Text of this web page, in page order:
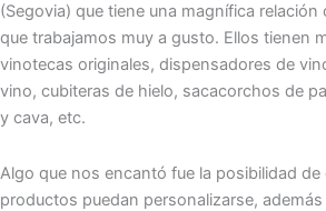
(Segovia) que tiene una magnífica
que trabajamos muy a gusto. Ellos tienen
vinotecas originales, dispensadores de
vino, cubiteras de hielo, sacacorchos de
y cava, etc.
Algo que nos encantó fue la posibilidad
productos puedan personalizarse,